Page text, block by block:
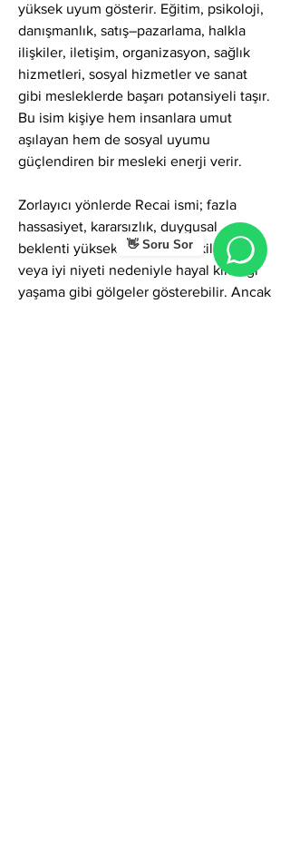
👋 Soru Sor
yüksek uyum gösterir. Eğitim, psikoloji,
danışmanlık, satış–pazarlama, halkla
ilişkiler, iletişim, organizasyon, sağlık
hizmetleri, sosyal hizmetler ve sanat
gibi mesleklerde başarı potansiyeli taşır.
Bu isim kişiye hem insanlara umut
aşılayan hem de sosyal uyumu
güçlendiren bir mesleki enerji verir.
Zorlayıcı yönlerde Recai ismi; fazla
hassasiyet, kararsızlık, duygusal
beklenti yüksekliği, çabuk etkilenme
veya iyi niyeti nedeniyle hayal kırıklığı
yaşama gibi gölgeler gösterebilir. Ancak